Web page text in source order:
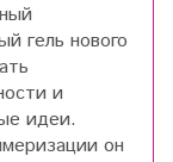
гель нового
и
идеи.
он